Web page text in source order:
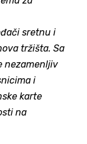
sretnu i
tržišta. Sa
nezamenljiv
i
karte
na